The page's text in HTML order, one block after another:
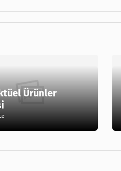
Ürünler